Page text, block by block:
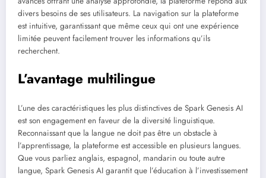
divers besoins de ses utilisateurs. La navigation sur la plateforme
est intuitive, garantissant que même ceux qui ont une expérience
limitée peuvent facilement trouver les informations qu’ils
recherchent.
L’avantage multilingue
L’une des caractéristiques les plus distinctives de Spark Genesis AI
est son engagement en faveur de la diversité linguistique.
Reconnaissant que la langue ne doit pas être un obstacle à
l’apprentissage, la plateforme est accessible en plusieurs langues.
Que vous parliez anglais, espagnol, mandarin ou toute autre
langue, Spark Genesis AI garantit que l’éducation à l’investissement